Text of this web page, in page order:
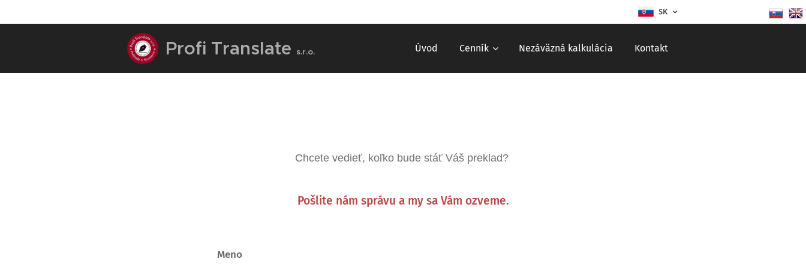
SK
Profi Translate s.r.o. Úvod Cenník Nezáväzná kalkulácia Kontakt
Chcete vedieť, koľko bude stáť Váš preklad?
Pošlite nám správu a my sa Vám ozveme.
Meno